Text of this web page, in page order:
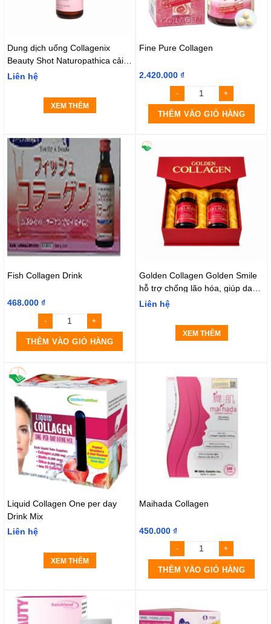
Dung dịch uống Collagenix
Beauty Shot Naturopathica cải
thiện độ đàn hồi cho da, hỗ trợ
chai x 50ml
Liên hệ
XEM THÊM
Fine Pure Collagen
2.420.000 ₫
THÊM VÀO GIỎ HÀNG
Fish Collagen Drink
468.000 ₫
THÊM VÀO GIỎ HÀNG
Golden Collagen Golden Smile
hỗ trợ chống lão hóa, giúp da
sáng mịn (Hộp 30 viên)
Liên hệ
XEM THÊM
Liquid Collagen One per day
Drink Mix
Liên hệ
XEM THÊM
Maihada Collagen
450.000 ₫
THÊM VÀO GIỎ HÀNG